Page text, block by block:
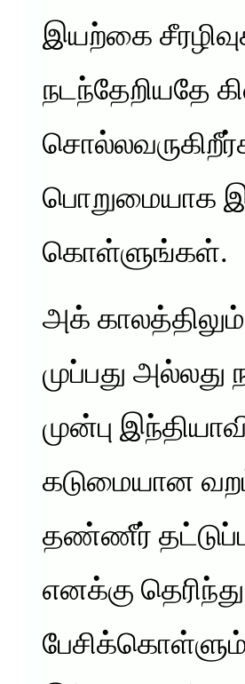
இயற்கை
நடந்தேறியதே
பொறுமையாக
கொள்ளுங்கள்.
அக்
முப்பது அல்லது
முன்பு
கடுமையான
தண்ணீர்
எனக்கு